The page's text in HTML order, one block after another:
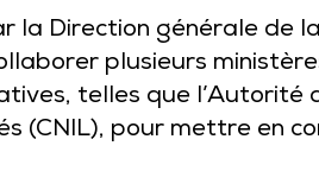
la Direction générale de
plusieurs
telles que l’Autorité
(CNIL), pour mettre en